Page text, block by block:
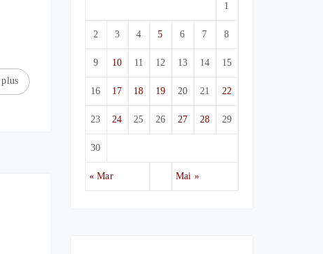
« Mar Mai »
1
2 3 4 5 6 7 8
9 10 11 12 13 14 15
16 17 18 19 20 21 22
23 24 25 26 27 28 29
30